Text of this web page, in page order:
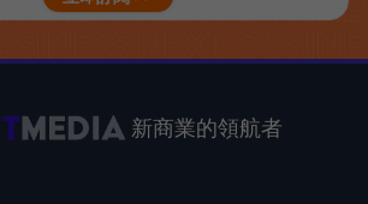
新商業的領航者